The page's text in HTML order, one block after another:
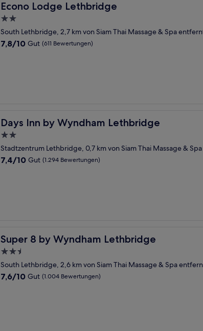
Econo Lodge Lethbridge
Econo Lodge Lethbridge
2.0-
Sterne-
Unterkunft
South Lethbridge, 2,7 km von Siam Thai Massage & Spa
7.8
7,8/10 Gut (611 Bewertungen)
Days Inn by Wyndham Lethbridge
Days Inn by Wyndham Lethbridge
2.0-
Sterne-
Unterkunft
Stadtzentrum Lethbridge, 0,7 km von Siam Thai Massage &
7.4
7,4/10 Gut (1.294 Bewertungen)
Super 8 by Wyndham Lethbridge
Super 8 by Wyndham Lethbridge
2.5-
Sterne-
Unterkunft
South Lethbridge, 2,6 km von Siam Thai Massage & Spa
7.6
7,6/10 Gut (1.004 Bewertungen)